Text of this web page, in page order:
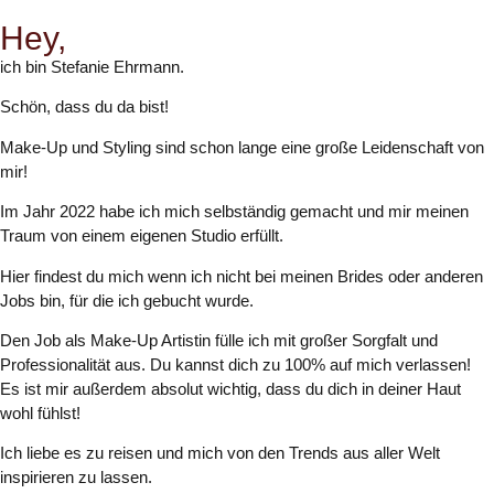
Hey,
ich bin Stefanie Ehrmann.
Schön, dass du da bist!
Make-Up und Styling sind schon lange eine große Leidenschaft von
mir!
Im Jahr 2022 habe ich mich selbständig gemacht und mir meinen
Traum von einem eigenen Studio erfüllt.
Hier findest du mich wenn ich nicht bei meinen Brides oder anderen
Jobs bin, für die ich gebucht wurde.
Den Job als Make-Up Artistin fülle ich mit großer Sorgfalt und
Professionalität aus. Du kannst dich zu 100% auf mich verlassen!
Es ist mir außerdem absolut wichtig, dass du dich in deiner Haut
wohl fühlst!
Ich liebe es zu reisen und mich von den Trends aus aller Welt
inspirieren zu lassen.